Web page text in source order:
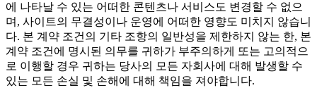
에 나타날 수 있는 어떠한 콘텐츠나 서비스도 변경할 수 없으
며, 사이트의 무결성이나 운영에 어떠한 영향도 미치지 않습니
다. 본 계약 조건의 기타 조항의 일반성을 제한하지 않는 한, 본
계약 조건에 명시된 의무를 귀하가 부주의하게 또는 고의적으
로 이행할 경우 귀하는 당사의 모든 자회사에 대해 발생할 수
있는 모든 손실 및 손해에 대해 책임을 져야합니다.